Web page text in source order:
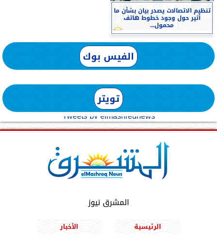
تنظيم الاتصالات يصدر بيان بشأن ما
أثير حول وجود خطوط هاتف
محمول...
الفيس بوك
تويتر
Tweets by elmashreqnews
المشرق نيوز
الرئيسية الأخبار